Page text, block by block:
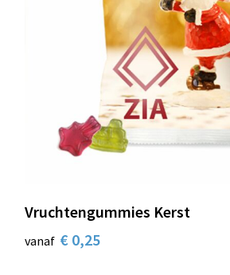
Vruchtengummies Kerst
vanaf € 0,25